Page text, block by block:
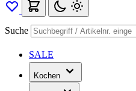
Suche
SALE
Kochen